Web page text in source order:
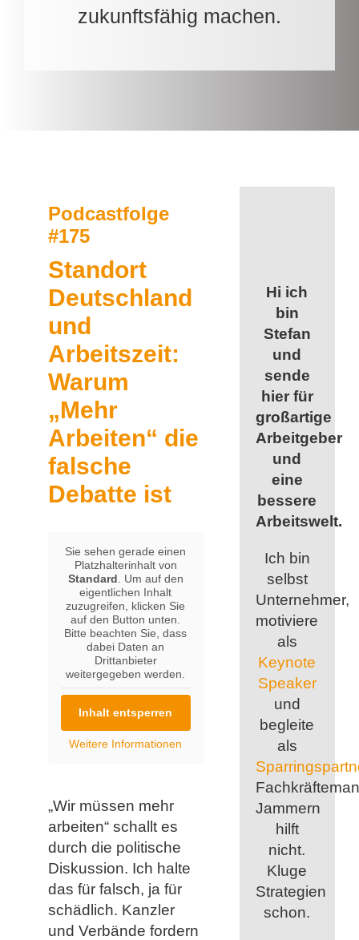
zukunftsfähig machen.
Podcastfolge
#175
Standort
Deutschland
und
Arbeitszeit:
Warum
„Mehr
Arbeiten“ die
falsche
Debatte ist
Sie sehen gerade einen
Platzhalterinhalt von
Standard . Um auf den
eigentlichen Inhalt
zuzugreifen, klicken Sie
auf den Button unten.
Bitte beachten Sie, dass
dabei Daten an
Drittanbieter
weitergegeben werden.
Inhalt entsperren
Weitere Informationen
„Wir müssen mehr
arbeiten“ schallt es
durch die politische
Diskussion. Ich halte
das für falsch, ja für
schädlich. Kanzler
und Verbände fordern
Hi ich
bin
Stefan
und
sende
hier für
großartige
Arbeitgeber
und
eine
bessere
Arbeitswelt.
Ich bin
selbst
Unternehmer,
motiviere
als
Keynote
Speaker
und
begleite
als
Jammern
hilft
nicht.
Kluge
Strategien
schon.